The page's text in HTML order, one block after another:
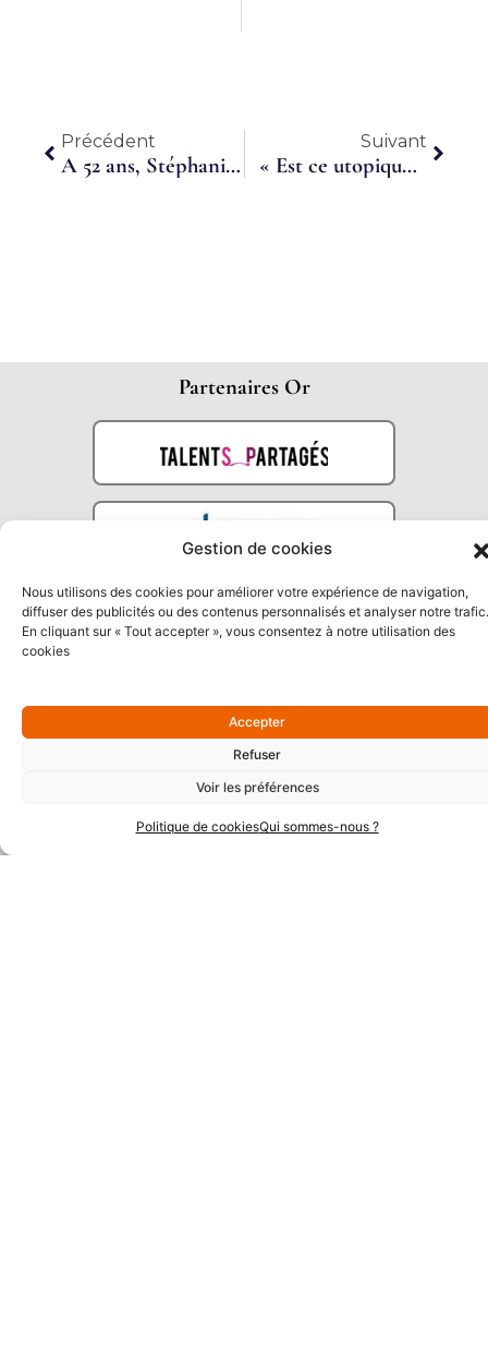
Gestion de cookies
Nous utilisons des cookies pour améliorer votre expérience de navigation,
diffuser des publicités ou des contenus personnalisés et analyser notre trafic.
En cliquant sur « Tout accepter », vous consentez à notre utilisation des
cookies
Accepter
Refuser
Voir les préférences
Politique de cookiesQui sommes-nous ?
Précédent
Précédent
A 52 ans, Stéphanie arrête d’être enseignante pour devenir cheffe d’entreprise
Suivant
« Est ce utopique de créer une convention collective pour les groupements d’employeurs »
Partenaires Or